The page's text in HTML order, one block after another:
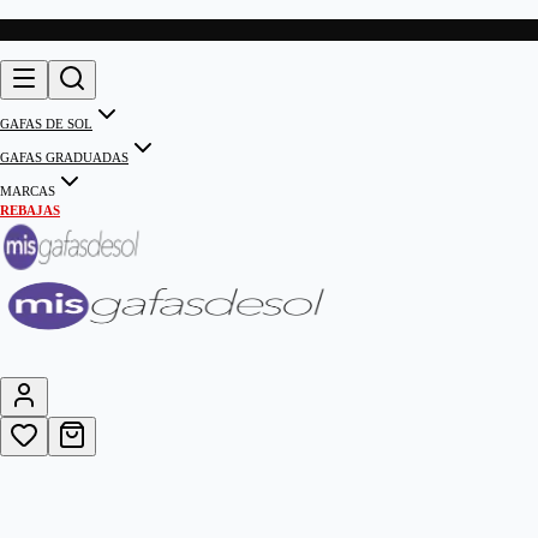
GAFAS DE SOL
GAFAS GRADUADAS
MARCAS
REBAJAS